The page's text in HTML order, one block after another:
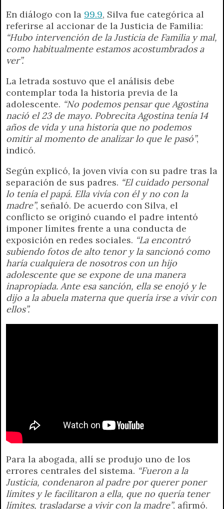
En diálogo con la 99.9, Silva fue categórica al
referirse al accionar de la Justicia de Familia:
“Hubo intervención de la Justicia de Familia y mal,
como habitualmente estamos acostumbrados a
ver”.
La letrada sostuvo que el análisis debe
contemplar toda la historia previa de la
adolescente. “No podemos pensar que Agostina
nació el 23 de mayo. Pobrecita Agostina tenía 14
años de vida y una historia que no podemos
omitir al momento de analizar lo que le pasó”,
indicó.
Según explicó, la joven vivía con su padre tras la
separación de sus padres. “El cuidado personal
lo tenía el papá. Ella vivía con él y no con la
madre”, señaló. De acuerdo con Silva, el
conflicto se originó cuando el padre intentó
imponer límites frente a una conducta de
exposición en redes sociales. “La encontró
subiendo fotos de alto tenor y la sancionó como
haría cualquiera de nosotros con un hijo
adolescente que se expone de una manera
inapropiada. Ante esa sanción, ella se enojó y le
dijo a la abuela materna que quería irse a vivir con
ellos”.
Para la abogada, allí se produjo uno de los
errores centrales del sistema. “Fueron a la
Justicia, condenaron al padre por querer poner
límites y le facilitaron a ella, que no quería tener
límites, trasladarse a vivir con la madre”, afirmó.